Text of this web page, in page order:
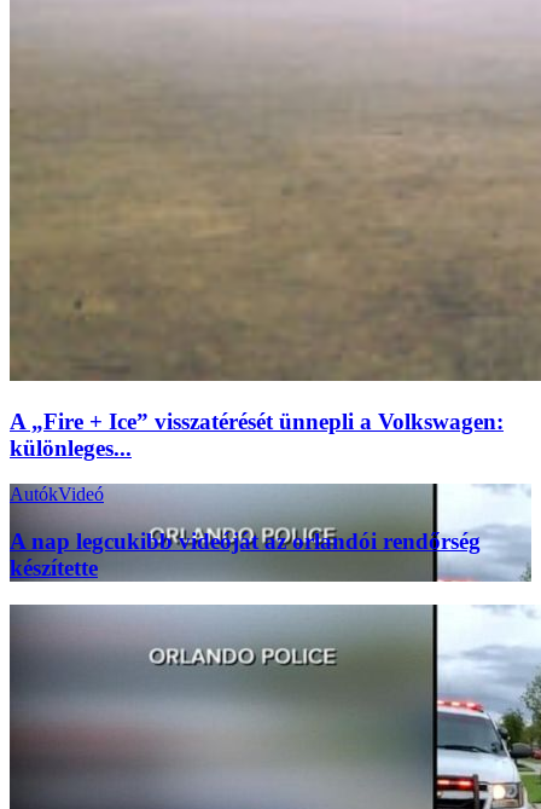
A „Fire + Ice” visszatérését ünnepli a Volkswagen:
különleges...
AutókVideó
A nap legcukibb videóját az orlandói rendőrség
készítette